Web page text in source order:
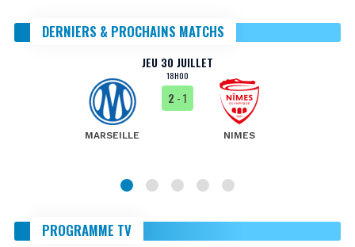
DERNIERS & PROCHAINS MATCHS
JEU 30 JUILLET
18H00
MARSEILLE
2 - 1
NIMES
PROGRAMME TV